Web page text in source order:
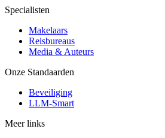
Specialisten
Makelaars
Reisbureaus
Media & Auteurs
Onze Standaarden
Beveiliging
LLM-Smart
Meer links